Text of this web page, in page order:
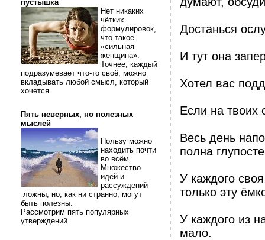
пустышка
Нет никаких
чётких
формулировок,
что такое
«сильная
женщина».
Точнее, каждый
подразумевает что-то своё, можно
вкладывать любой смысл, который
хочется.
Пять неверных, но полезных
мыслей
Пользу можно
находить почти
во всём.
Множество
идей и
рассуждений
ложны, но, как ни странно, могут
быть полезны.
Рассмотрим пять популярных
утверждений.
Достанься
И тут она
Хотел вас
Если на твоих
Весь день
полна
У каждого
только эту
У каждого из
мало.